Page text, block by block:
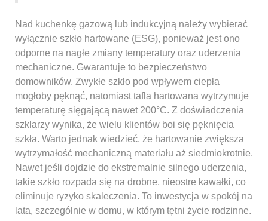
Nad kuchenkę gazową lub indukcyjną należy wybierać
wyłącznie szkło hartowane (ESG), ponieważ jest ono
odporne na nagłe zmiany temperatury oraz uderzenia
mechaniczne. Gwarantuje to bezpieczeństwo
domowników. Zwykłe szkło pod wpływem ciepła
mogłoby pęknąć, natomiast tafla hartowana wytrzymuje
temperaturę sięgającą nawet 200°C. Z doświadczenia
szklarzy wynika, że wielu klientów boi się pęknięcia
szkła. Warto jednak wiedzieć, że hartowanie zwiększa
wytrzymałość mechaniczną materiału aż siedmiokrotnie.
Nawet jeśli dojdzie do ekstremalnie silnego uderzenia,
takie szkło rozpada się na drobne, nieostre kawałki, co
eliminuje ryzyko skaleczenia. To inwestycja w spokój na
lata, szczególnie w domu, w którym tętni życie rodzinne.